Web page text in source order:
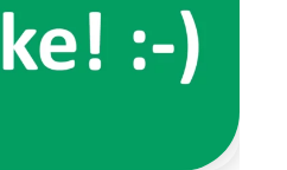
Schon im
wartete eine
Wichtel
Kinder dazu